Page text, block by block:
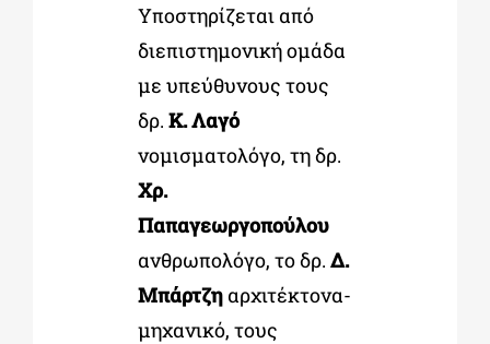
Υποστηρίζεται από
διεπιστημονική ομάδα
με υπεύθυνους τους
δρ. Κ. Λαγό
νομισματολόγο, τη δρ.
Χρ.
Παπαγεωργοπούλου
ανθρωπολόγο, το δρ. Δ.
Μπάρτζηαρχιτέκτονα-
μηχανικό, τους